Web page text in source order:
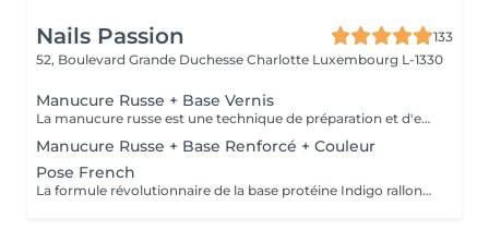
Nails Passion
133
52, Boulevard Grande Duchesse Charlotte Luxembourg L-1330
Manucure Russe + Base Vernis
La manucure russe est une technique de préparation et d'embellissement aussi précise qu'efficace, qui consiste à arranger et sculpter délicatement le contour de l'ongle à l'aide d'outils de précision spécialisés. Esthétique mais aussi pratique, ce travail à la base de l'ongle offre un résultat lisse et net : des contours parfaitement définis, des cuticules durablement éliminées, un gain de longueur... En bref, un aspect soigné pour résultat irréprochable. La formule révolutionnaire de la base protéine Indigo rallonge les ongles, les renforcent naturellement et répare les cassures. Le résultat ? De longs ongles fortifiés qui ne se fendent pas, un véritable soin précieux.
Manucure Russe + Base Renforcé + Couleur
Pose French
La formule révolutionnaire de la base protéine Indigo rallonge les ongles, les renforcent naturellement et répare les cassures. Le résultat ? De longs ongles fortifiés qui ne se fendent pas, un véritable soin précieux.